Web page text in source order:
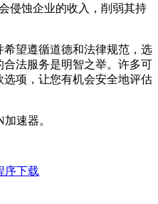
侵蚀企业的收入，削弱其持
望遵循道德和法律规范，选
法服务是明智之举。许多可
项，让您有机会安全地评估
速器。
序下载